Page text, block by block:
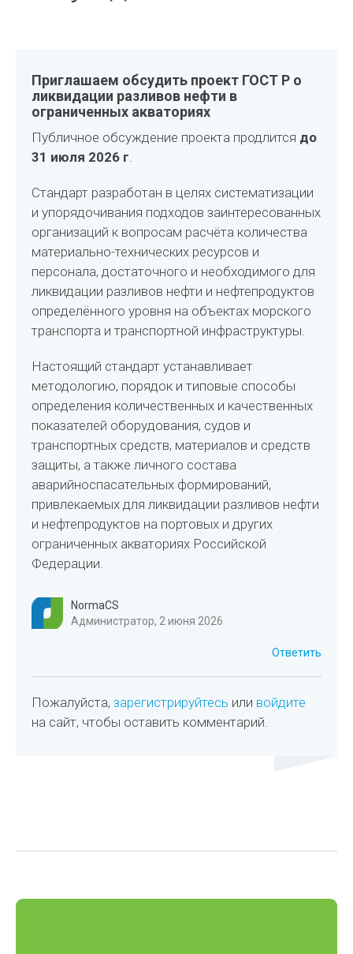
Приглашаем обсудить проект ГОСТ Р о
ликвидации разливов нефти в
ограниченных акваториях
Публичное обсуждение проекта продлится до
31 июля 2026 г.
Стандарт разработан в целях систематизации
и упорядочивания подходов заинтересованных
организаций к вопросам расчёта количества
материально-технических ресурсов и
персонала, достаточного и необходимого для
ликвидации разливов нефти и нефтепродуктов
определённого уровня на объектах морского
транспорта и транспортной инфраструктуры.
Настоящий стандарт устанавливает
методологию, порядок и типовые способы
определения количественных и качественных
показателей оборудования, судов и
транспортных средств, материалов и средств
защиты, а также личного состава
аварийноспасательных формирований,
привлекаемых для ликвидации разливов нефти
и нефтепродуктов на портовых и других
ограниченных акваториях Российской
Федерации.
NormaCS
Администратор, 2 июня 2026
Ответить
Пожалуйста,зарегистрируйтесь или войдите
на сайт, чтобы оставить комментарий.